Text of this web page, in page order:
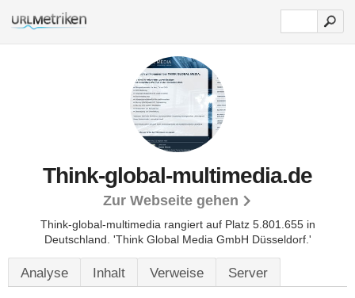
Think-global-multimedia.de
Zur Webseite gehen
Think-global-multimedia rangiert auf Platz 5.801.655 in
Deutschland. 'Think Global Media GmbH Düsseldorf.'
Analyse Inhalt Verweise Server